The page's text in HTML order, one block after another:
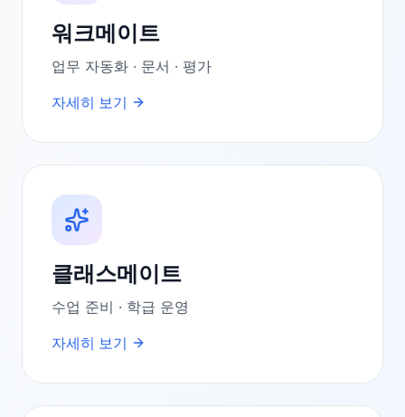
워크메이트
업무 자동화 · 문서 · 평가
자세히 보기
클래스메이트
수업 준비 · 학급 운영
자세히 보기